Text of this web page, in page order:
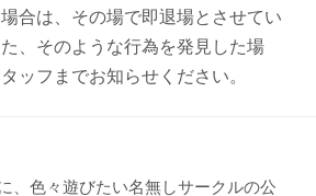
合は、その場で即退場とさせてい
、そのような行為を発見した場
ッフまでお知らせください。
、色々遊びたい名無しサークルの公